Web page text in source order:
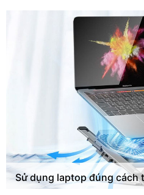
Sử dụng laptop đúng cách